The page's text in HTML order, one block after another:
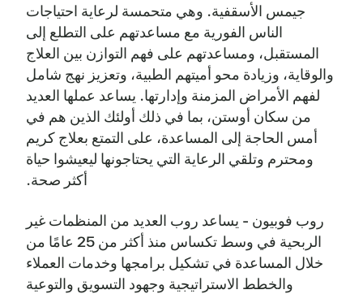
جيمس الأسقفية. وهي متحمسة لرعاية احتياجات
الناس الفورية مع مساعدتهم على التطلع إلى
المستقبل، ومساعدتهم على فهم التوازن بين العلاج
والوقاية، وزيادة محو أميتهم الطبية، وتعزيز نهج شامل
لفهم الأمراض المزمنة وإدارتها. يساعد عملها العديد
من سكان أوستن، بما في ذلك أولئك الذين هم في
أمس الحاجة إلى المساعدة، على التمتع بعلاج كريم
ومحترم وتلقي الرعاية التي يحتاجونها ليعيشوا حياة
أكثر صحة.
روب فوبيون - يساعد روب العديد من المنظمات غير
الربحية في وسط تكساس منذ أكثر من 25 عامًا من
خلال المساعدة في تشكيل برامجها وخدمات العملاء
والخطط الاستراتيجية وجهود التسويق والتوعية